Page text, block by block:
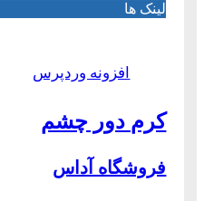
لینک ها
افزونه وردپرس
کرم دور چشم
فروشگاه آداس